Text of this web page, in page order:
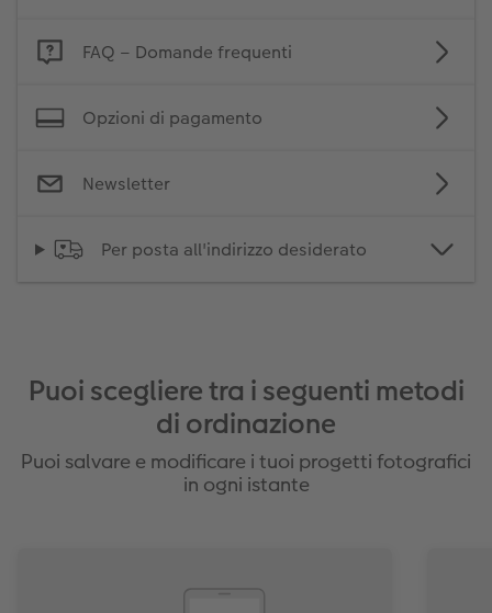
FAQ – Domande frequenti
Opzioni di pagamento
Newsletter
Per posta all'indirizzo desiderato
Puoi scegliere tra i seguenti metodi
di ordinazione
Puoi salvare e modificare i tuoi progetti fotografici
in ogni istante